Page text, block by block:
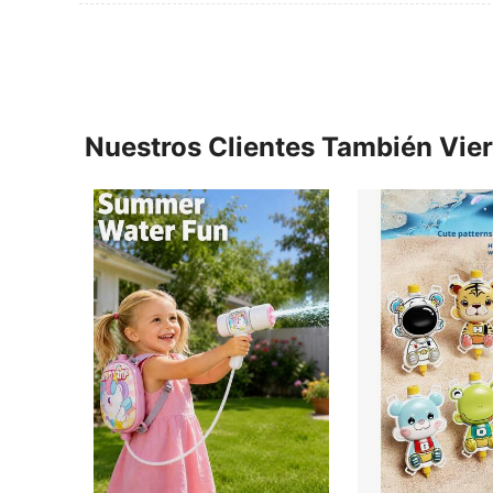
Nuestros Clientes También